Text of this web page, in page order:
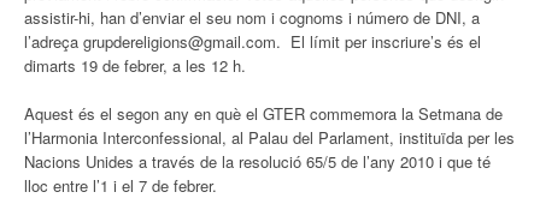
assistir-hi, han d’enviar el seu nom i cognoms i número de DNI, a
l’adreça grupdereligions@gmail.com. El límit per inscriure’s és el
dimarts 19 de febrer, a les 12 h.
Aquest és el segon any en què el GTER commemora la Setmana de
l’Harmonia Interconfessional, al Palau del Parlament, instituïda per les
Nacions Unides a través de la resolució 65/5 de l’any 2010 i que té
lloc entre l’1 i el 7 de febrer.